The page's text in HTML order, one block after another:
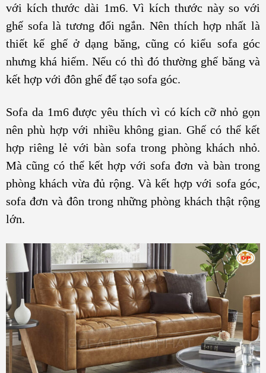
với kích thước dài 1m6. Vì kích thước này so với
ghế sofa là tương đối ngắn. Nên thích hợp nhất là
thiết kế ghế ở dạng băng, cũng có kiểu sofa góc
nhưng khá hiếm. Nếu có thì đó thường ghế băng và
kết hợp với đôn ghế để tạo sofa góc.
Sofa da 1m6 được yêu thích vì có kích cỡ nhỏ gọn
nên phù hợp với nhiều không gian. Ghế có thể kết
hợp riêng lẻ với bàn sofa trong phòng khách nhỏ.
Mà cũng có thể kết hợp với sofa đơn và bàn trong
phòng khách vừa đủ rộng. Và kết hợp với sofa góc,
sofa đơn và đôn trong những phòng khách thật rộng
lớn.